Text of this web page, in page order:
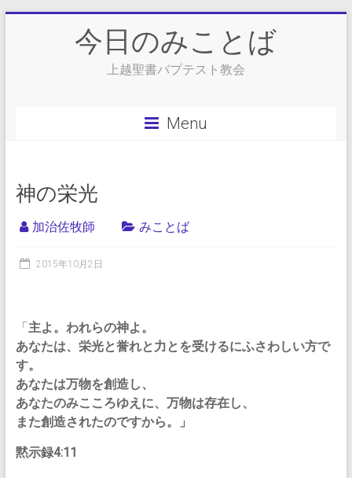
今日のみことば
上越聖書バプテスト教会
Menu
神の栄光
加治佐牧師 みことば
2015年10月2日
「主よ。われらの神よ。
あなたは、栄光と誉れと力とを受けるにふさわしい方で
す。
あなたは万物を創造し、
あなたのみこころゆえに、万物は存在し、
また創造されたのですから。」
黙示録4:11